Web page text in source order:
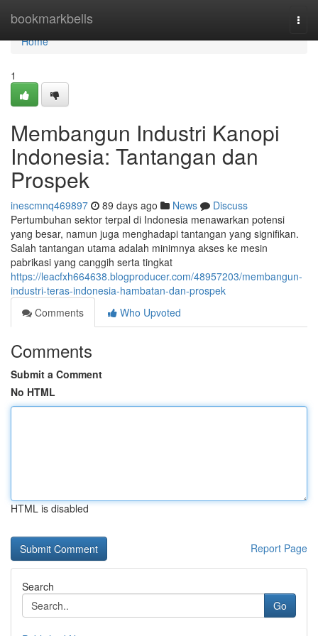
bookmarkbells
Home
Home
1
Membangun Industri Kanopi
Indonesia: Tantangan dan
Prospek
inescmnq469897 89 days ago News
Discuss
Pertumbuhan sektor terpal di Indonesia menawarkan potensi
yang besar, namun juga menghadapi tantangan yang signifikan.
Salah tantangan utama adalah minimnya akses ke mesin
pabrikasi yang canggih serta tingkat
https://leacfxh664638.blogproducer.com/48957203/membangun-
industri-teras-indonesia-hambatan-dan-prospek
Comments
Who Upvoted
Comments
Submit a Comment
No HTML
HTML is disabled
Report Page
Search
Go